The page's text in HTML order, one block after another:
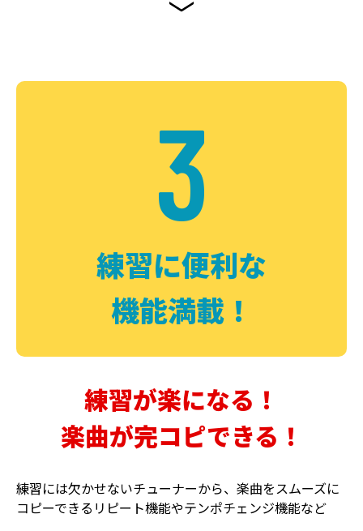
DELAY PHASER
3
練習に便利な
機能満載！
練習が楽になる！
楽曲が完コピできる！
練習には欠かせないチューナーから、楽曲をスムーズに
コピーできるリピート機能やテンポチェンジ機能など